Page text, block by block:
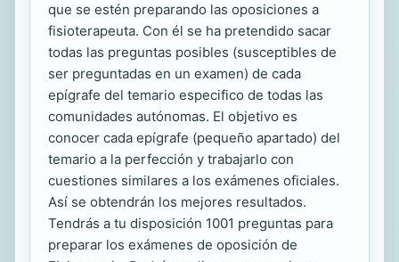
que se estén preparando las oposiciones a
fisioterapeuta. Con él se ha pretendido sacar
todas las preguntas posibles (susceptibles de
ser preguntadas en un examen) de cada
epígrafe del temario especifico de todas las
comunidades autónomas. El objetivo es
conocer cada epígrafe (pequeño apartado) del
temario a la perfección y trabajarlo con
cuestiones similares a los exámenes oficiales.
Así se obtendrán los mejores resultados.
Tendrás a tu disposición 1001 preguntas para
preparar los exámenes de oposición de